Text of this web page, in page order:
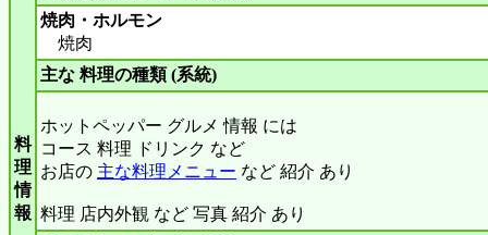
料
理
情
報
焼肉・ホルモン
焼肉
主な 料理の種類 (系統)
ホットペッパー グルメ 情報 には
コース 料理 ドリンク など
お店の 主な料理メニュー など 紹介 あり
料理 店内外観 など 写真 紹介 あり